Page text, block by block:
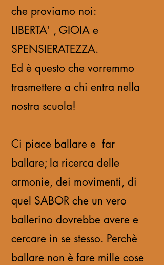
che proviamo noi:
LIBERTA' , GIOIA e
SPENSIERATEZZA.
Ed è questo che vorremmo
trasmettere a chi entra nella
nostra scuola!
Ci piace ballare e far
ballare; la ricerca delle
armonie, dei movimenti, di
quel SABOR che un vero
ballerino dovrebbe avere e
cercare in se stesso. Perchè
ballare non è fare mille cose